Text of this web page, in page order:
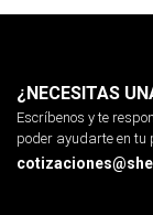
¿NECESITAS
Escríbenos y te
poder ayudarte en tu